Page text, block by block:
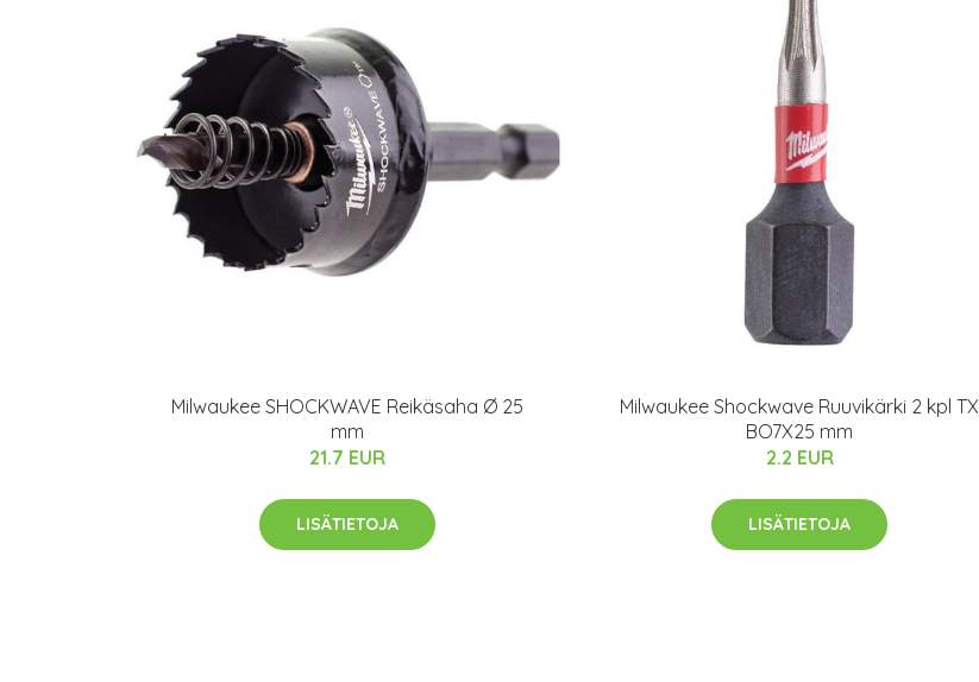
Milwaukee SHOCKWAVE Reikäsaha Ø 25
mm
21.7 EUR
LISÄTIETOJA
Milwaukee Shockwave Ruuvikärki 2 kpl TX
BO7X25 mm
2.2 EUR
LISÄTIETOJA